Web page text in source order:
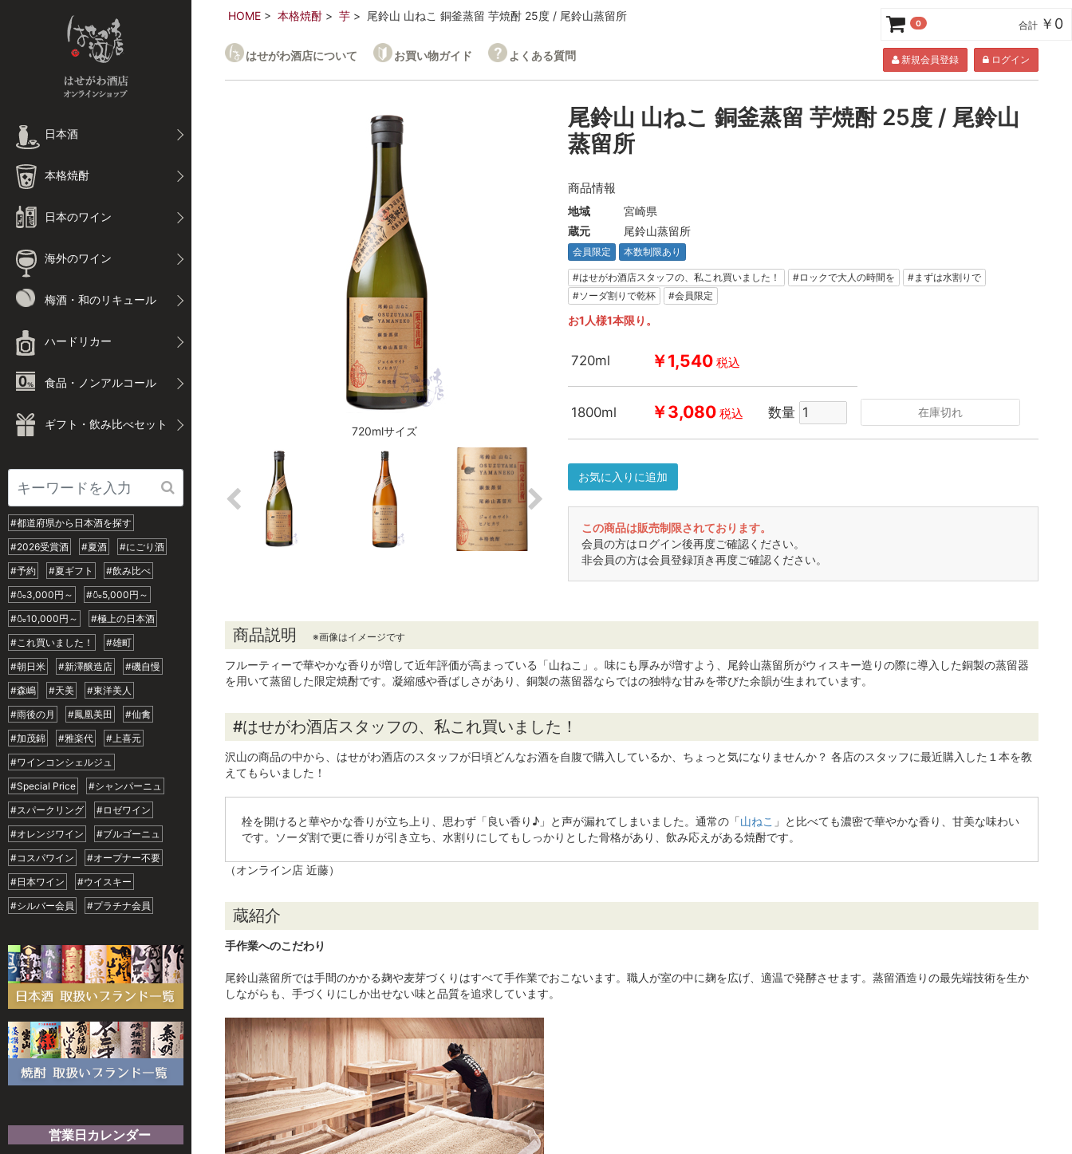
日本酒
本格焼酎
日本のワイン
海外のワイン
梅酒・和のリキュール
ハードリカー
食品・ノンアルコール
ギフト・飲み比べセット
#都道府県から日本酒を探す
#2026受賞酒
#夏酒
#にごり酒
#予約
#夏ギフト
#飲み比べ
#🍶3,000円～
#🍶5,000円～
#🍶10,000円～
#極上の日本酒
#これ買いました！
#雄町
#朝日米
#新澤醸造店
#磯自慢
#森嶋
#天美
#東洋美人
#雨後の月
#鳳凰美田
#仙禽
#加茂錦
#雅楽代
#上喜元
#ワインコンシェルジュ
#Special Price
#シャンパーニュ
#スパークリング
#ロゼワイン
#オレンジワイン
#ブルゴーニュ
#コスパワイン
#オープナー不要
#日本ワイン
#ウイスキー
#シルバー会員
#プラチナ会員
営業日カレンダー
HOME 本格焼酎 芋 尾鈴山 山ねこ 銅釜蒸留 芋焼酎 25度 / 尾鈴山蒸留所
はせがわ酒店について お買い物ガイド よくある質問 新規会員登録 ログイン
720mlサイズ
尾鈴山 山ねこ 銅釜蒸留 芋焼酎 25度 / 尾鈴山
蒸留所
商品情報
地域
宮崎県
蔵元
尾鈴山蒸留所
会員限定 本数制限あり
#はせがわ酒店スタッフの、私これ買いました！ #ロックで大人の時間を
#まずは水割りで
#ソーダ割りで乾杯
#会員限定
お1人様1本限り。
720ml ￥1,540 税込
1800ml ￥3,080 税込 数量 在庫切れ
お気に入りに追加
この商品は販売制限されております。
会員の方はログイン後再度ご確認ください。
非会員の方は会員登録頂き再度ご確認ください。
商品説明 ※画像はイメージです
フルーティーで華やかな香りが増して近年評価が高まっている「山ねこ」。味にも厚みが増すよう、尾鈴山蒸留所がウィスキー造りの際に導入した銅製の蒸留器
を用いて蒸留した限定焼酎です。凝縮感や香ばしさがあり、銅製の蒸留器ならではの独特な甘みを帯びた余韻が生まれています。
#はせがわ酒店スタッフの、私これ買いました！
沢山の商品の中から、はせがわ酒店のスタッフが日頃どんなお酒を自腹で購入しているか、ちょっと気になりませんか？ 各店のスタッフに最近購入した１本を教
えてもらいました！
栓を開けると華やかな香りが立ち上り、思わず「良い香り♪」と声が漏れてしまいました。通常の「山ねこ 」と比べても濃密で華やかな香り、甘美な味わい
です。ソーダ割で更に香りが引き立ち、水割りにしてもしっかりとした骨格があり、飲み応えがある焼酎です。
（オンライン店 近藤）
蔵紹介
手作業へのこだわり
尾鈴山蒸留所では手間のかかる麹や麦芽づくりはすべて手作業でおこないます。職人が室の中に麹を広げ、適温で発酵させます。蒸留酒造りの最先端技術を生か
しながらも、手づくりにしか出せない味と品質を追求しています。
0 合計 ￥0